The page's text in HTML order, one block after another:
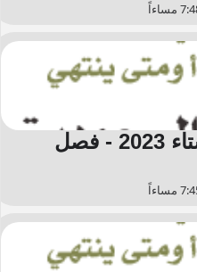
كم باقي على الشتاء 2023 - فصل